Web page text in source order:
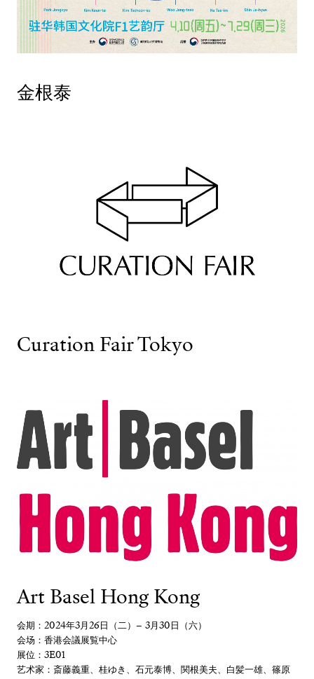
金根泰
Curation Fair Tokyo
Art Basel Hong Kong
会期：2024年3月26日（二）– 3月30日（六）
会场：香港会議展覧中心
展位：3E01
艺术家：斎藤義重、桂ゆき、石元泰博、関根美夫、白髪一雄、篠原